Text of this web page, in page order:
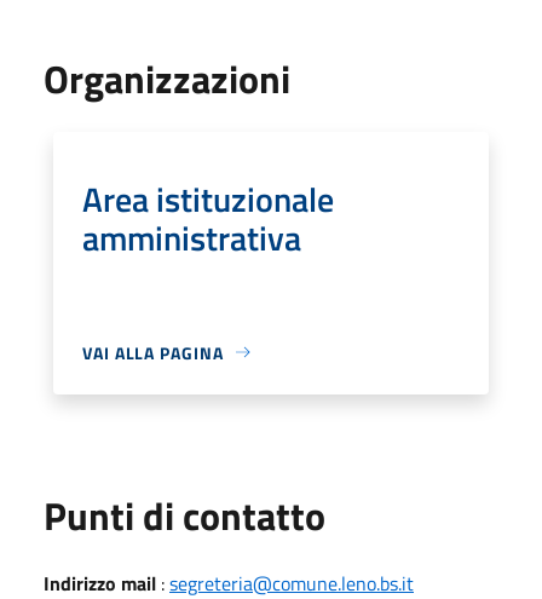
Organizzazioni
Area istituzionale
amministrativa
VAI ALLA PAGINA
Punti di contatto
Indirizzo mail :segreteria@comune.leno.bs.it